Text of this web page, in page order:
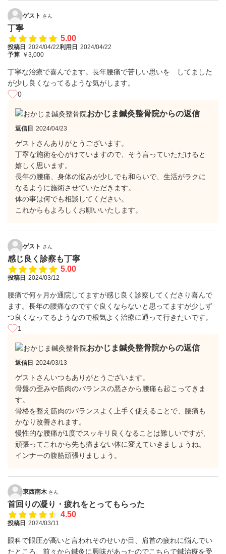
ゲスト さん
丁寧
5.00
投稿日 2024/04/22利用日 2024/04/22
予算 ￥3,000
丁寧な治療で喜んでます。長年腰痛で苦しい思いを゙してました
が少し良くなってるような気がします。
0
おかじま鍼灸整骨院からの返信
返信日 2024/04/23
ゲストさんありがとうございます。
丁寧な施術を心がけていますので、そう言っていただけると
嬉しく思います。
長年の腰痛、身体の悩みが少しでも和らいで、生活がラクに
なるように施術させていただきます。
体の事は何でも相談してください。
これからもよろしくお願いいたします。
ゲスト さん
感じ良く診察も丁寧
5.00
投稿日 2024/03/12
腰痛で何ヶ月か通院してますが感じ良く診察してくださり喜んで
ます。長年の腰痛なのですぐ良くならないと思ってますが少しず
つ良くなってるようなので根気よく治療に通って行きたいです。
1
おかじま鍼灸整骨院からの返信
返信日 2024/03/13
ゲストさんいつもありがとうございます。
骨盤の歪みや筋肉のバランスの悪さから腰痛も起こってきま
す。
骨格を整え筋肉のバランスよく上手く使えることで、腰痛も
かなり改善されます。
慢性的な腰痛が1度でスッキリ良くなることは難しいですが、
頑張ってこれから先も痛まない体に変えていきましょうね。
インナーの腹筋頑張りましょう。
東西南木 さん
首回りの凝り・疲れをとってもらった
4.50
投稿日 2024/03/11
眼科で眼圧が高いと言われそのせいか目、肩首の疲れに悩んでい
たところ、前々から鍼灸に興味があったのでこちらで鍼治療を受